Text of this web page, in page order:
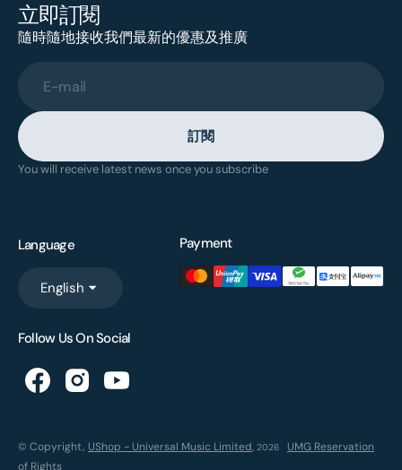
立即訂閱
隨時隨地接收我們最新的優惠及推廣
E-mail
訂閱
You will receive latest news once you subscribe
Language
English
Payment
Follow Us On Social
© Copyright, UShop - Universal Music Limited, 2026
UMG Reservation
of Rights